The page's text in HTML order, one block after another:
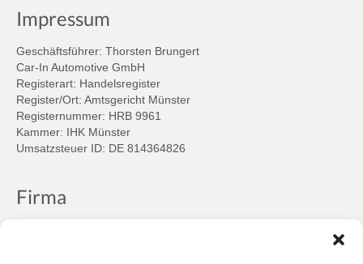
Impressum
Geschäftsführer: Thorsten Brungert
Car-In Automotive GmbH
Registerart: Handelsregister
Register/Ort: Amtsgericht Münster
Registernummer: HRB 9961
Kammer: IHK Münster
Umsatzsteuer ID: DE 814364826
Firma